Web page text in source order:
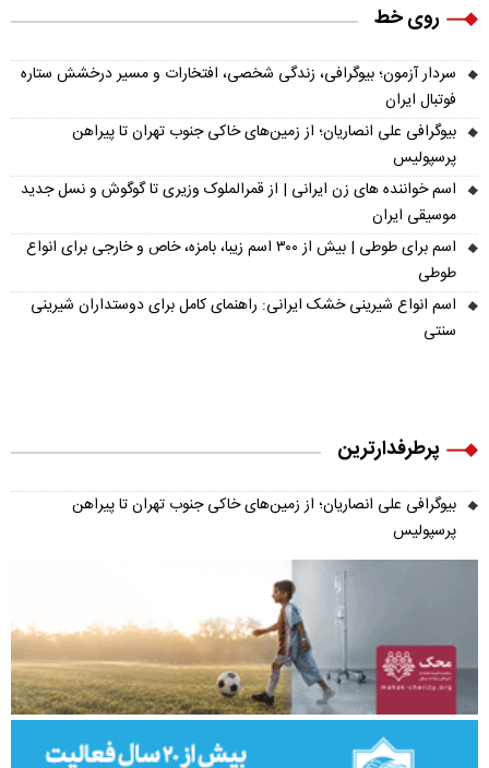
روی خط
سردار آزمون؛ بیوگرافی، زندگی شخصی، افتخارات و مسیر درخشش ستاره
فوتبال ایران
بیوگرافی علی انصاریان؛ از زمین‌های خاکی جنوب تهران تا پیراهن
پرسپولیس
اسم خواننده های زن ایرانی | از قمرالملوک وزیری تا گوگوش و نسل جدید
موسیقی ایران
اسم برای طوطی | بیش از ۳۰۰ اسم زیبا، بامزه، خاص و خارجی برای انواع
طوطی
اسم انواع شیرینی خشک ایرانی: راهنمای کامل برای دوستداران شیرینی
سنتی
پرطرفدارترین
بیوگرافی علی انصاریان؛ از زمین‌های خاکی جنوب تهران تا پیراهن
پرسپولیس